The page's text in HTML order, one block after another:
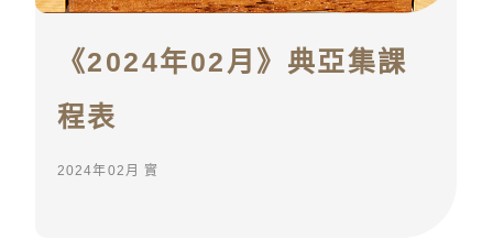
《2024年01月》典亞集課
程表
2024年01月 實